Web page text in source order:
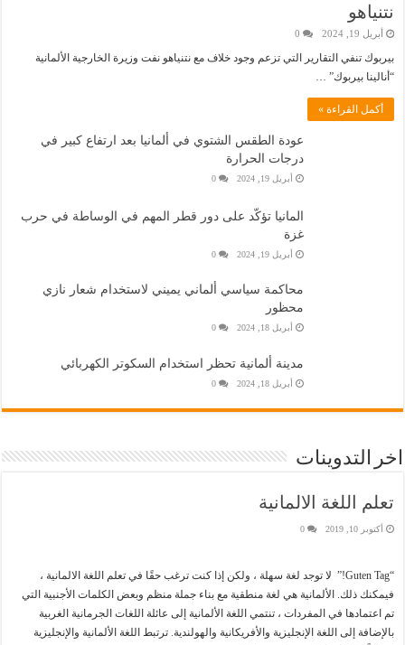
نتنياهو
أبريل 19, 2024 0
بيربوك تنفي التقارير التي تزعم وجود خلاف مع نتنياهو نفت وزيرة الخارجية الألمانية
“أنالينا بيربوك” …
أكمل القراءة »
عودة الطقس الشتوي في ألمانيا بعد ارتفاع كبير في
درجات الحرارة
أبريل 19, 2024 0
المانيا تؤكّد على دور قطر المهم في الوساطة في حرب
غزة
أبريل 19, 2024 0
محاكمة سياسي ألماني يميني لاستخدام شعار نازي
محظور
أبريل 18, 2024 0
مدينة ألمانية تحظر استخدام السكوتر الكهربائي
أبريل 18, 2024 0
اخر التدوينات
تعلم اللغة الالمانية
أكتوبر 10, 2019 0
“Guten Tag!” لا توجد لغة سهلة ، ولكن إذا كنت ترغب حقًا في تعلم اللغة الالمانية ،
فيمكنك ذلك. الألمانية هي لغة منطقية مع بناء جملة منظم وبعض الكلمات الأجنبية التي
تم اعتمادها في المفردات ، تنتمي اللغة الألمانية إلى عائلة اللغات الجرمانية الغربية
بالإضافة إلى اللغة الإنجليزية والأفريكانية والهولندية. ترتبط اللغة الألمانية والإنجليزية